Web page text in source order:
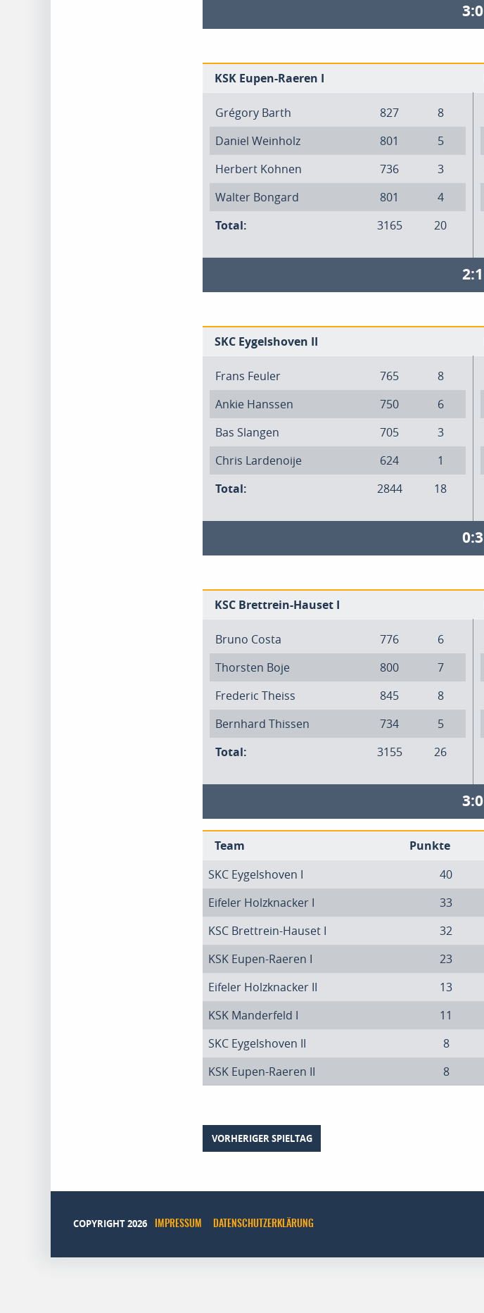
3:0
KSK Eupen-Raeren I
Grégory Barth 827
8
Daniel Weinholz
801
5
Herbert Kohnen
736
3
Walter Bongard
801
4
Total:
3165 20
2:1
SKC Eygelshoven II
Frans Feuler 765
8
Ankie Hanssen
750
6
Bas Slangen
705
3
Chris Lardenoije
624
1
Total:
2844 18
0:3
KSC Brettrein-Hauset I
Bruno Costa 776
6
Thorsten Boje
800
7
Frederic Theiss
845
8
Bernhard Thissen
734
5
Total:
3155 26
3:0
Team Punkte
SKC Eygelshoven I
40
Eifeler Holzknacker I
33
KSC Brettrein-Hauset I
32
KSK Eupen-Raeren I
23
Eifeler Holzknacker II
13
KSK Manderfeld I
11
SKC Eygelshoven II
8
KSK Eupen-Raeren II
8
VORHERIGER SPIELTAG
COPYRIGHT 2026 IMPRESSUM DATENSCHUTZERKLÄRUNG